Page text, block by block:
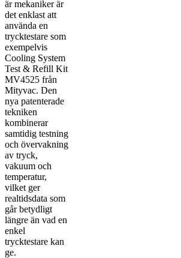
är mekaniker är
det enklast att
använda en
trycktestare som
exempelvis
Cooling System
Test & Refill Kit
MV4525 från
Mityvac. Den
nya patenterade
tekniken
kombinerar
samtidig testning
och övervakning
av tryck,
vakuum och
temperatur,
vilket ger
realtidsdata som
går betydligt
längre än vad en
enkel
trycktestare kan
ge.